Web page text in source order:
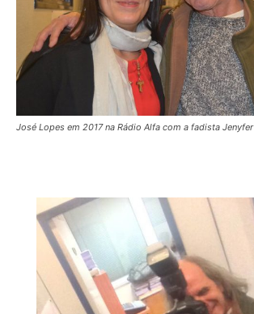
José Lopes em 2017 na Rádio Alfa com a fadista Jenyfer